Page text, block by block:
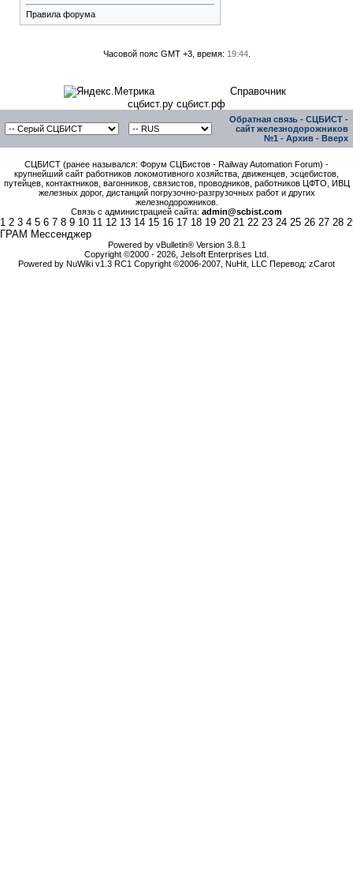
Правила форума
Часовой пояс GMT +3, время: 19:44.
Справочник
сцбист.ру сцбист.рф
Обратная связь - СЦБИСТ -
сайт железнодорожников
№1 - Архив - Вверх
СЦБИСТ (ранее назывался: Форум СЦБистов - Railway Automation Forum) -
крупнейший сайт работников локомотивного хозяйства, движенцев, эсцебистов,
путейцев, контактников, вагонников, связистов, проводников, работников ЦФТО, ИВЦ
железных дорог, дистанций погрузочно-разгрузочных работ и других
железнодорожников.
Связь с администрацией сайта: admin@scbist.com
1 2 3 4 5 6 7 8 9 10 11 12 13 14 15 16 17 18 19 20 21 22 23 24 25 26 27 28
ГРАМ Мессенджер
Powered by vBulletin® Version 3.8.1
Copyright ©2000 - 2026, Jelsoft Enterprises Ltd.
Powered by NuWiki v1.3 RC1 Copyright ©2006-2007, NuHit, LLC Перевод: zCarot